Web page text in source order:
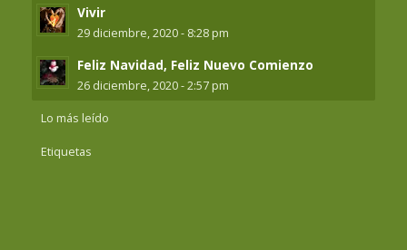
Vivir
29 diciembre, 2020 - 8:28 pm
Feliz Navidad, Feliz Nuevo Comienzo
26 diciembre, 2020 - 2:57 pm
Lo más leído
Etiquetas